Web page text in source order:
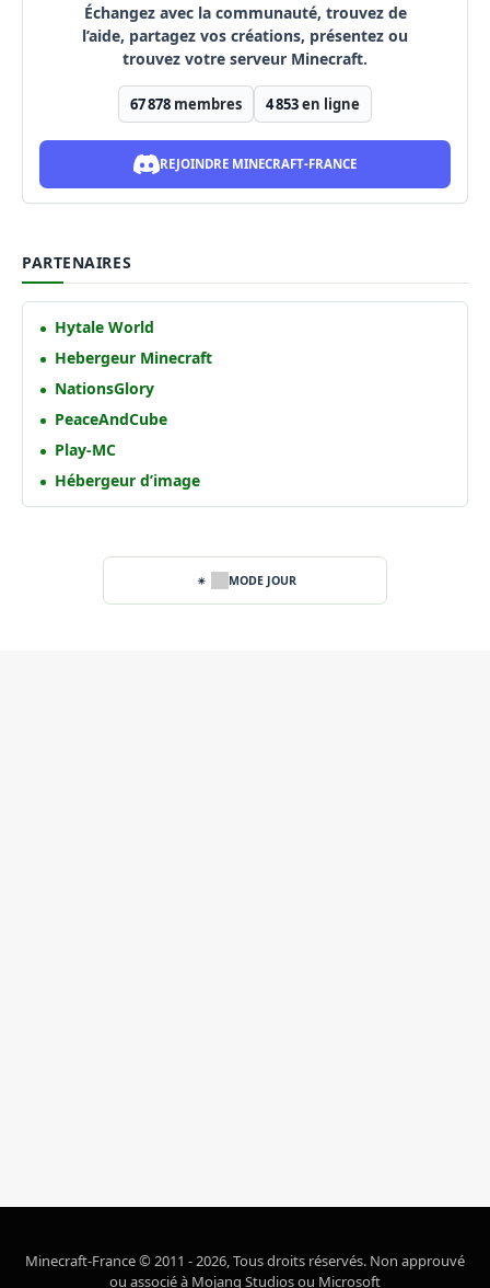
Échangez avec la communauté, trouvez de
l’aide, partagez vos créations, présentez ou
trouvez votre serveur Minecraft.
67 878 membres 4 853en ligne
REJOINDRE MINECRAFT-FRANCE
PARTENAIRES
Hytale World
Hebergeur Minecraft
NationsGlory
PeaceAndCube
Play-MC
Hébergeur d’image
MODE JOUR
Minecraft-France © 2011 - 2026, Tous droits réservés. Non approuvé
ou associé à Mojang Studios ou Microsoft